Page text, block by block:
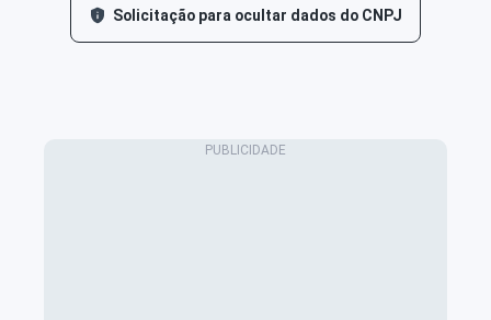
Solicitação para ocultar dados do CNPJ